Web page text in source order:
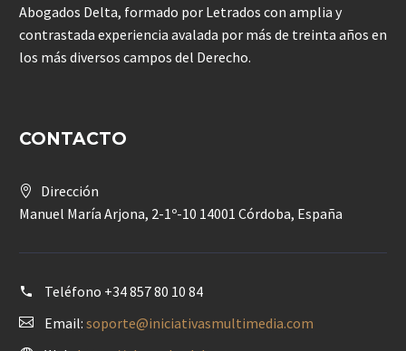
Abogados Delta, formado por Letrados con amplia y
contrastada experiencia avalada por más de treinta años en
los más diversos campos del Derecho.
CONTACTO
Dirección
Manuel María Arjona, 2-1º-10 14001 Córdoba, España
Teléfono +34 857 80 10 84
Email: soporte@iniciativasmultimedia.com